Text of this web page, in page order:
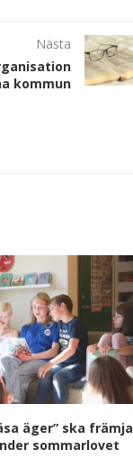
Nästa
kommun
äger” ska främja
sommarlovet